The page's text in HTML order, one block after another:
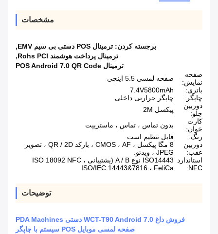
مشخصات
برجسته کردن: ترمینال POS دستی بی سیم EMV
,
ترمینال پرداخت هوشمند Rohs PCI
,
ترمینال POS Android 7.0 QR Code
صفحه
نمایش:
صفحه لمسی 5.5 اینچی
باتری:
7.4V5800mAh
چاپگر:
چاپگر حرارتی داخلی
دوربین
جلو:
پیکسل 2M
کارت
خوان:
بدون تماس ، تماس ، ماستریپت
رنگ:
قابل تنظیم است
دوربین
عقب:
8 مگا پیکسل ، CMOS ، AF ، بارکد QR / 2D ، تصویر
JPEG ، ویدئو.
استاندارد
NFC:
ISO14443 نوع A / B (پشتیبانی ISO 18092 NFC ،
ISO/IEC 14443&7816 ، FeliCa
توضیحات
فروش داغ WCT-T90 Android 7.0 دستی PDA Machines
صفحه لمسی موبایل POS سیستم با چاپگر